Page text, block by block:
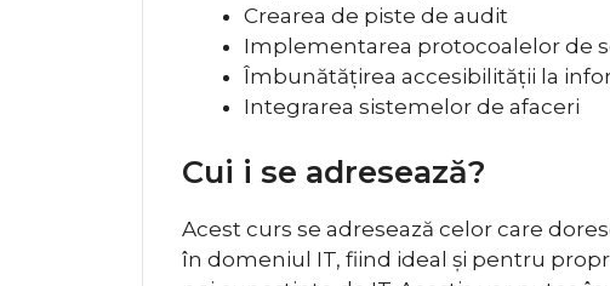
Crearea de piste de audit
Implementarea protocoalelor de
Îmbunătățirea accesibilității la
Integrarea sistemelor de afaceri
Cui i se adresează?
Acest curs se adresează celor care
în domeniul IT, fiind ideal și pentru